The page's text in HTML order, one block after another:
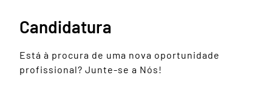
Candidatura
Está à procura de uma nova oportunidade
profissional? Junte-se a Nós!